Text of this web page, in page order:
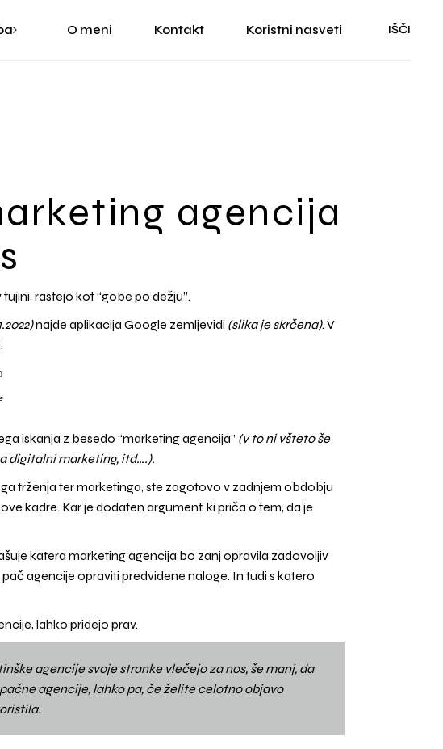
O meni Kontakt Koristni nasveti IŠČI
oblikovanje
agencija
rastejo kot “gobe po dežju”.
najde aplikacija Google zemljevidi (slika je skrčena). V
iskanja z besedo “marketing agencija” (v to ni všteto še
digitalni marketing, itd….).
trženja ter marketinga, ste zagotovo v zadnjem obdobju
kadre. Kar je dodaten argument, ki priča o tem, da je
katera marketing agencija bo zanj opravila zadovoljiv
agencije opraviti predvidene naloge. In tudi s katero
lahko pridejo prav.
agencije svoje stranke vlečejo za nos, še manj, da
agencije, lahko pa, če želite celotno objavo